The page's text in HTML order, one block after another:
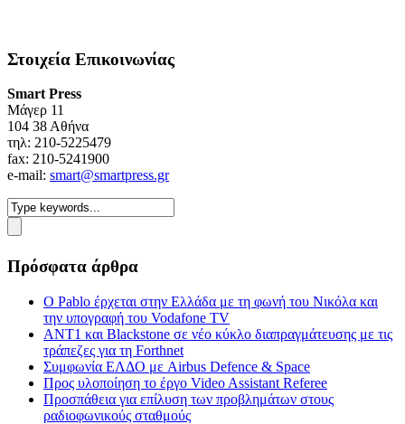
Στοιχεία Επικοινωνίας
Smart Press
Mάγερ 11
104 38 Αθήνα
τηλ: 210-5225479
fax: 210-5241900
e-mail: smart@smartpress.gr
Πρόσφατα άρθρα
Ο Pablo έρχεται στην Ελλάδα με τη φωνή του Νικόλα και
την υπογραφή του Vodafone TV
ΑΝΤ1 και Blackstone σε νέο κύκλο διαπραγμάτευσης με τις
τράπεζες για τη Forthnet
Συμφωνία ΕΛΔΟ με Airbus Defence & Space
Προς υλοποίηση το έργο Video Assistant Referee
Προσπάθεια για επίλυση των προβλημάτων στους
ραδιοφωνικούς σταθμούς